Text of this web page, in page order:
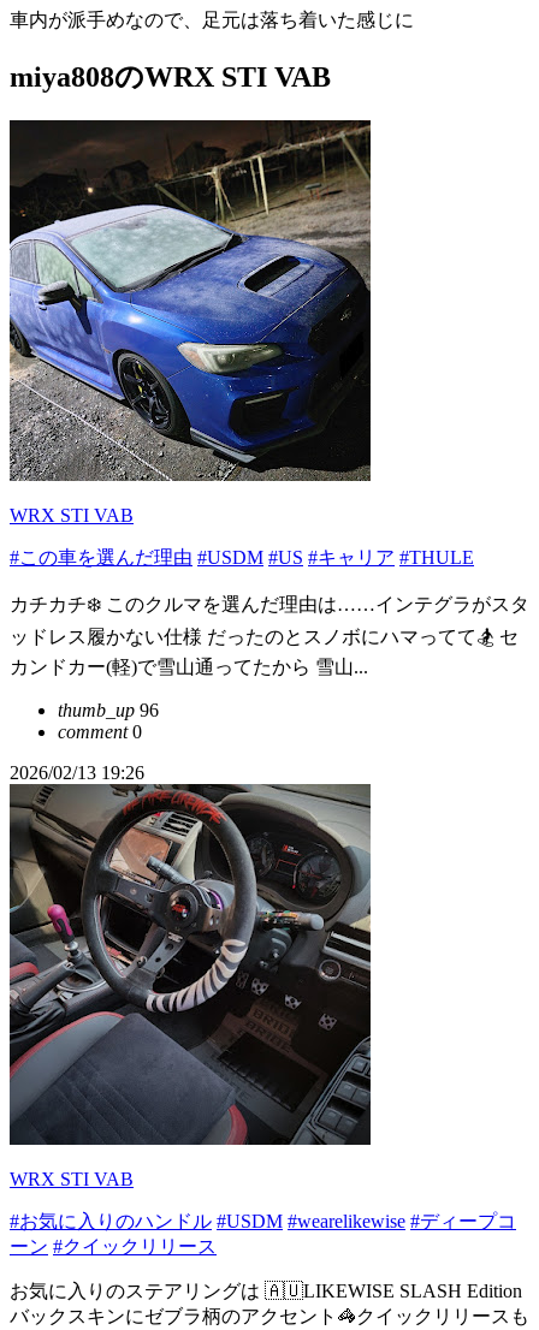
車内が派手めなので、足元は落ち着いた感じに
miya808のWRX STI VAB
WRX STI VAB
#この車を選んだ理由 #USDM #US #キャリア #THULE
カチカチ❄️ このクルマを選んだ理由は……インテグラがスタ
ッドレス履かない仕様 だったのとスノボにハマってて🏂 セ
カンドカー(軽)で雪山通ってたから 雪山...
thumb_up 96
comment0
2026/02/13 19:26
WRX STI VAB
#お気に入りのハンドル #USDM #wearelikewise #ディープコ
ーン #クイックリリース
お気に入りのステアリングは 🇦🇺LIKEWISE SLASH Edition
バックスキンにゼブラ柄のアクセント🦓クイックリリースも